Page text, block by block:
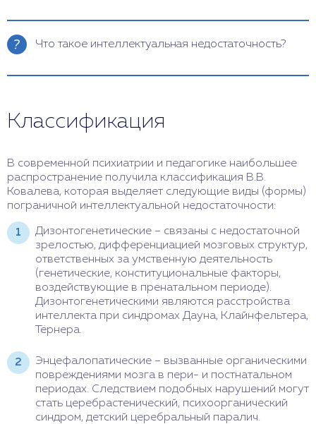
Что такое интеллектуальная недостаточность?
Интеллектуальная недостаточность – это
90 баллов, по Станфорд-Бине – 80-90) и
нарушения адаптивных функций (навыков
обучению и т.д.). Интеллектуальная
недостаточность может быть врожденной или
приобретенной, различаться по степени тяжести и
причинам возникновения. Интеллектуальная
диагностики, лечения и коррекции.
Классификация
В современной психиатрии и педагогике наибольшее
распространение получила классификация В.В.
Ковалева, которая выделяет следующие виды (формы)
пограничной интеллектуальной недостаточности:
Дизонтогенетические – связаны с недостаточной
зрелостью, дифференциацией мозговых структур,
ответственных за умственную деятельность
(генетические, конституциональные факторы,
воздействующие в пренатальном периоде).
Дизонтогенетическими являются расстройства
интеллекта при синдромах Дауна, Клайнфельтера,
Тёрнера.
Энцефалопатические – вызванные органическими
повреждениями мозга в пери- и постнатальном
периодах. Следствием подобных нарушений могут
стать церебрастенический, психоорганический
синдром, детский церебральный паралич.